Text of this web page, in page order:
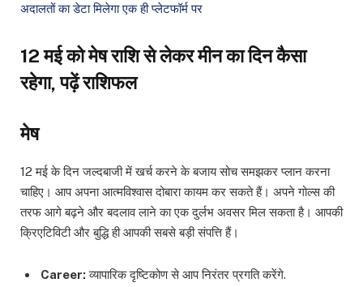
अदालतों का डेटा मिलेगा एक ही प्लेटफॉर्म पर
12 मई को मेष राशि से लेकर मीन का दिन कैसा
रहेगा, पढ़ें राशिफल
मेष
12 मई के दिन जल्दबाजी में खर्च करने के बजाय सोच समझकर प्लान करना
चाहिए। आप अपना आत्मविश्वास दोबारा कायम कर सकते हैं। अपने गोल्स की
तरफ आगे बढ़ने और बदलाव लाने का एक दुर्लभ अवसर मिल सकता है। आपकी
क्रिएटिविटी और बुद्धि ही आपकी सबसे बड़ी संपत्ति हैं।
Career:व्यापारिक दृष्टिकोण से आप निरंतर प्रगति करेंगे.